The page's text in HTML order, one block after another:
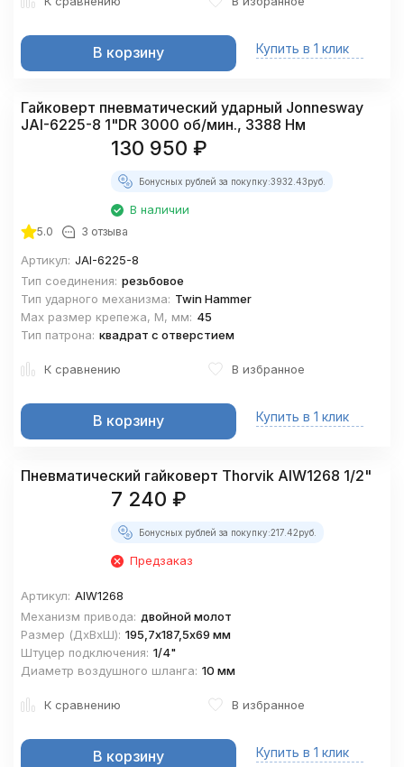
В корзину Купить в 1 клик
Гайковерт пневматический ударный Jonnesway
JAI-6225-8 1"DR 3000 об/мин., 3388 Нм
130 950 ₽
Бонусных рублей за покупку:3932.43руб.
В наличии
5.0 3 отзыва
Артикул: JAI-6225-8
Тип соединения: резьбовое
Тип ударного механизма: Twin Hammer
Max размер крепежа, М, мм: 45
Тип патрона: квадрат с отверстием
К сравнению В избранное
В корзину Купить в 1 клик
Пневматический гайковерт Thorvik AIW1268 1/2"
7 240 ₽
Бонусных рублей за покупку:217.42руб.
Предзаказ
Артикул: AIW1268
Механизм привода: двойной молот
Размер (ДхВхШ): 195,7х187,5х69 мм
Штуцер подключения: 1/4"
Диаметр воздушного шланга: 10 мм
К сравнению В избранное
В корзину Купить в 1 клик